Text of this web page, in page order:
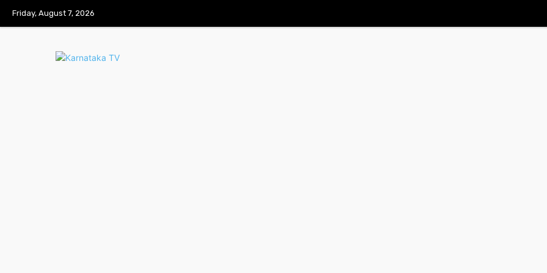
Friday, August 7, 2026